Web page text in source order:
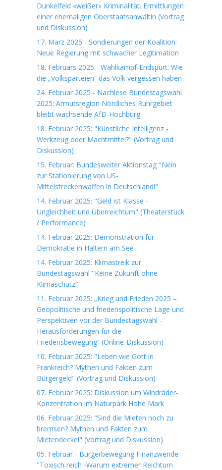
Dunkelfeld «weißer» Kriminalität. Ermittlungen
einer ehemaligen Oberstaatsanwältin (Vortrag
und Diskussion)
17. März 2025 - Sondierungen der Koalition:
Neue Regierung mit schwacher Legitimation
18. Februars 2025 - Wahlkampf-Endspurt: Wie
die „Volksparteien“ das Volk vergessen haben
24. Februar 2025 - Nachlese Bundestagswahl
2025: Armutsregion Nördliches Ruhrgebiet
bleibt wachsende AfD-Hochburg
18. Februar 2025: "Künstliche Intelligenz -
Werkzeug oder Machtmittel?" (Vortrag und
Diskussion)
15. Februar: Bundesweiter Aktionstag "Nein
zur Stationierung von US-
Mittelstreckenwaffen in Deutschland!"
14. Februar 2025: "Geld ist Klasse -
Ungleichheit und Überreichtum" (Theaterstück
/ Performance)
14. Februar 2025: Demonstration für
Demokratie in Haltern am See
14. Februar 2025: Klimastreik zur
Bundestagswahl "Keine Zukunft ohne
Klimaschutz!"
11. Februar 2025: „Krieg und Frieden 2025 –
Geopolitische und friedenspolitische Lage und
Perspektiven vor der Bundestagswahl -
Herausforderungen für die
Friedensbewegung“ (Online-Diskussion)
10. Februar 2025: "Leben wie Gott in
Frankreich? Mythen und Fakten zum
Bürgergeld" (Vortrag und Diskussion)
07. Februar 2025: Diskussion um Windräder-
Konzentration im Naturpark Hohe Mark
06. Februar 2025: "Sind die Mieten noch zu
bremsen? Mythen und Fakten zum
Mietendeckel" (Vortrag und Diskussion)
05. Februar - Bürgerbewegung Finanzwende:
"Toxisch reich -Warum extremer Reichtum